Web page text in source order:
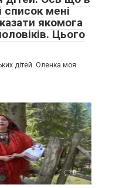
мені
якомога
Цього
дітей. Оленка моя
0